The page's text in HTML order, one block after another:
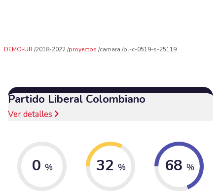
DEMO-UR 2018-2022 proyectos camara pl-c-0519-s-25119
Partido Liberal Colombiano
Ver detalles
0 % 32 % 68 %